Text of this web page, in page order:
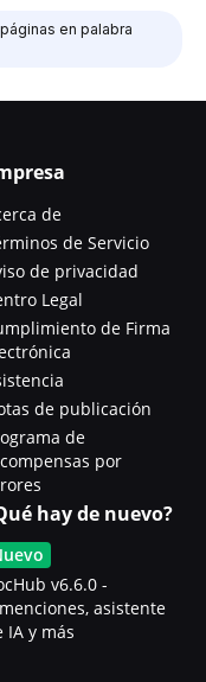
en palabra
de
de Servicio
de privacidad
Legal
de Firma
de publicación
de
por
hay de nuevo?
v6.6.0 -
asistente
IA y más